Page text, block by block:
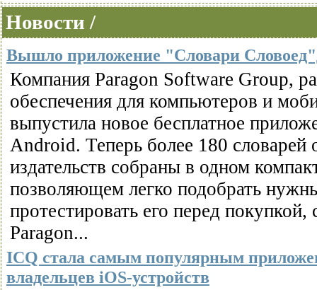
Новости /
Вышло приложение "Словари
Компания Paragon Software Group,
обеспечения для компьютеров и
выпустила новое бесплатное
Android. Теперь более 180
издательств собраны в одном
позволяющем легко подобрать
протестировать его перед
Paragon...
ICQ стала самым популярным
владельцев iOS-устройств